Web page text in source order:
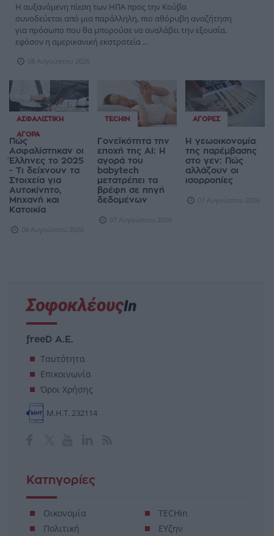
Η αυξανόμενη πίεση των ΗΠΑ προς την Κούβα
συνοδεύεται από μια παράλληλη, πιο αθόρυβη αναζήτηση
για πρόσωπο που θα μπορούσε να αναλάβει την εξουσία,
εφόσον η αμερικανική εκστρατεία ...
08 Αυγούστου 2026
ΑΣΦΑΛΙΣΤΙΚΉ
ΑΓΟΡΆ
Πώς
Ασφαλίστηκαν οι
Έλληνες το 2025
- Τι δείχνουν τα
Στοιχεία για
Αυτοκίνητο,
Μηχανή και
Κατοικία
08 Αυγούστου 2026
TECHIN
Γονεϊκότητα την
εποχή της AI: Η
αγορά του
babytech
μετατρέπει τα
βρέφη σε πηγή
δεδομένων
07 Αυγούστου 2026
ΑΓΟΡΈΣ
Η γεωοικονομία
της παρέμβασης
στο γεν: Πώς
αλλάζουν οι
ισορροπίες
07 Αυγούστου 2026